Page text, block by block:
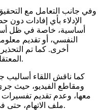
وفي جانب التعامل مع
الإدلاء بأي إفادات دون
أساسية، خاصة في ظل
النفسي، أو تقديم
أخرى. كما تم
المعتقلين، باعتبارها جزءًا من أدوات التحقيق.
كما ناقش اللقاء أساليب
ومقاطع الفيديو، حيث
معها، وعدم تقديم تفسيرات
ملف الاتهام، حتى في الحالات التي تبدو فيها الأدلة واضحة.